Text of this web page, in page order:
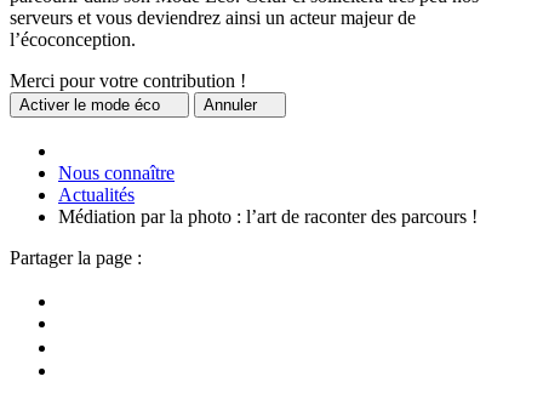
serveurs et vous deviendrez ainsi un acteur majeur de
l’écoconception.
Merci pour votre contribution !
Activerle mode éco Annuler
Nous connaître
Actualités
Médiation par la photo : l’art de raconter des parcours !
Partager la page :